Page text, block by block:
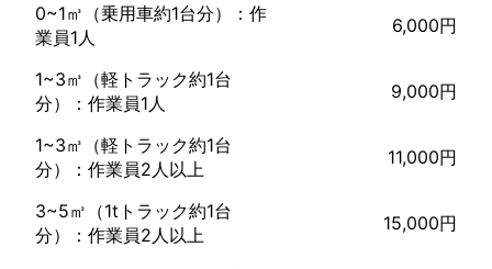
っしゃるかと思います。しかしながら作業の際はもちろん着用を
徹底して、しっかりと距離を取り、ウイルス除菌といった予防策
0~1㎥（乗用車約1台分）：作
業員1人
6,000円
1~3㎥（軽トラック約1台
分）：作業員1人
9,000円
1~3㎥（軽トラック約1台
分）：作業員2人以上
11,000円
3~5㎥（1tトラック約1台
分）：作業員2人以上
15,000円